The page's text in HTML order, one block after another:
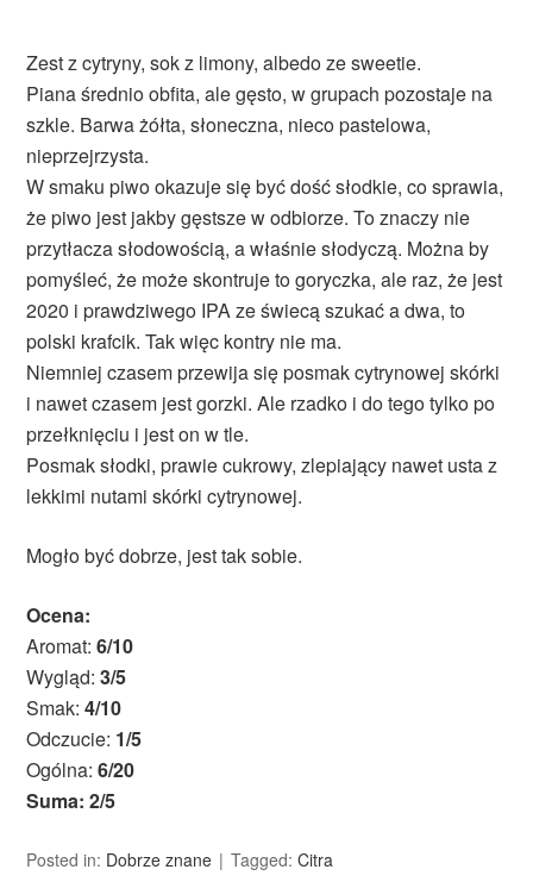
Zest z cytryny, sok z limony, albedo ze sweetie.
Piana średnio obfita, ale gęsto, w grupach pozostaje na
szkle. Barwa żółta, słoneczna, nieco pastelowa,
nieprzejrzysta.
W smaku piwo okazuje się być dość słodkie, co sprawia,
że piwo jest jakby gęstsze w odbiorze. To znaczy nie
przytłacza słodowością, a właśnie słodyczą. Można by
pomyśleć, że może skontruje to goryczka, ale raz, że jest
2020 i prawdziwego IPA ze świecą szukać a dwa, to
polski krafcik. Tak więc kontry nie ma.
Niemniej czasem przewija się posmak cytrynowej skórki
i nawet czasem jest gorzki. Ale rzadko i do tego tylko po
przełknięciu i jest on w tle.
Posmak słodki, prawie cukrowy, zlepiający nawet usta z
lekkimi nutami skórki cytrynowej.
Mogło być dobrze, jest tak sobie.
Ocena:
Aromat:6/10
Wygląd:3/5
Smak:4/10
Odczucie: 1/5
Ogólna:6/20
Suma: 2/5
Posted in: Dobrze znane Tagged:Citra